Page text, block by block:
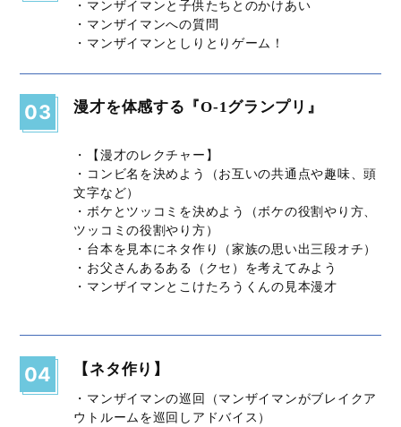
・マンザイマンと子供たちとのかけあい
・マンザイマンへの質問
・マンザイマンとしりとりゲーム！
03 漫才を体感する『O-1グランプリ』
・【漫才のレクチャー】
・コンビ名を決めよう（お互いの共通点や趣味、頭
文字など）
・ボケとツッコミを決めよう（ボケの役割やり方、
ツッコミの役割やり方）
・台本を見本にネタ作り（家族の思い出三段オチ）
・お父さんあるある（クセ）を考えてみよう
・マンザイマンとこけたろうくんの見本漫才
04 【ネタ作り】
・マンザイマンの巡回（マンザイマンがブレイクア
ウトルームを巡回しアドバイス）